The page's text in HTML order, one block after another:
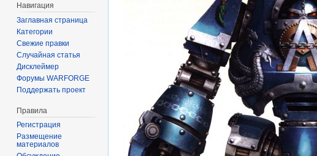
Навигация
Заглавная страница
Категории
Свежие правки
Случайная статья
Дисклеймер
Форумы WARFORGE
Поддержать проект
Правила
Регистрация
Размещение
материалов